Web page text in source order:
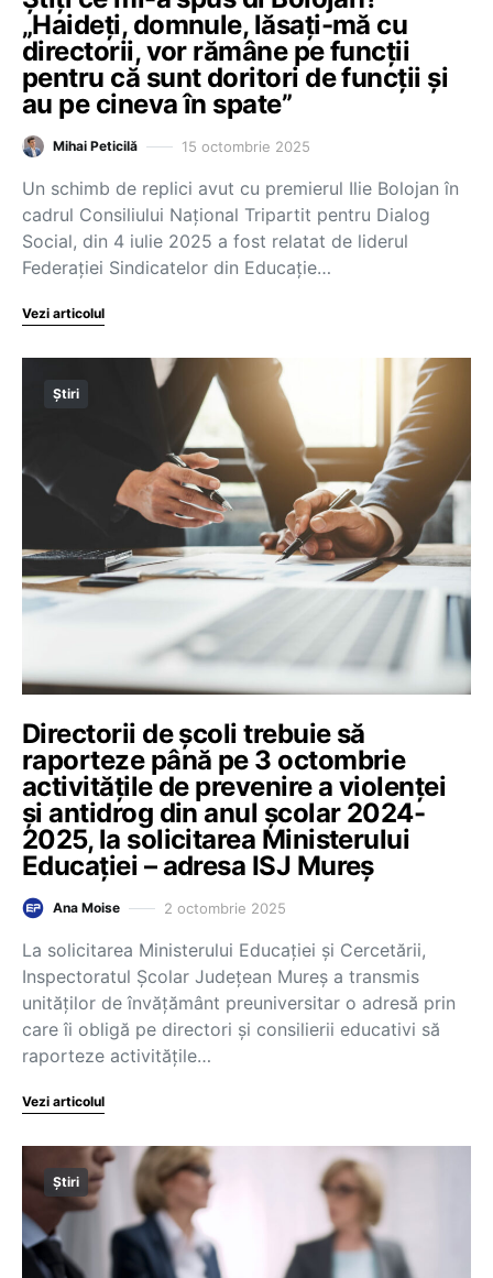
„Haideți, domnule, lăsați-mă cu
directorii, vor rămâne pe funcții
pentru că sunt doritori de funcții și
au pe cineva în spate”
Mihai Peticilă 15 octombrie 2025
Un schimb de replici avut cu premierul Ilie Bolojan în
cadrul Consiliului Național Tripartit pentru Dialog
Social, din 4 iulie 2025 a fost relatat de liderul
Federației Sindicatelor din Educație…
Vezi articolul
Știri
Directorii de școli trebuie să
raporteze până pe 3 octombrie
activitățile de prevenire a violenței
și antidrog din anul școlar 2024-
2025, la solicitarea Ministerului
Educației – adresa ISJ Mureș
Ana Moise 2 octombrie 2025
La solicitarea Ministerului Educației și Cercetării,
Inspectoratul Școlar Județean Mureș a transmis
unităților de învățământ preuniversitar o adresă prin
care îi obligă pe directori și consilierii educativi să
raporteze activitățile…
Vezi articolul
Știri